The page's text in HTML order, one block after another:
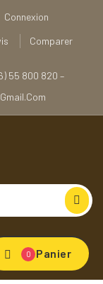
Connexion
Comparer
55 800 820 –
0 Panier